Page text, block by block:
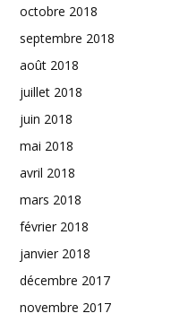
octobre 2018
septembre 2018
août 2018
juillet 2018
juin 2018
mai 2018
avril 2018
mars 2018
février 2018
janvier 2018
décembre 2017
novembre 2017